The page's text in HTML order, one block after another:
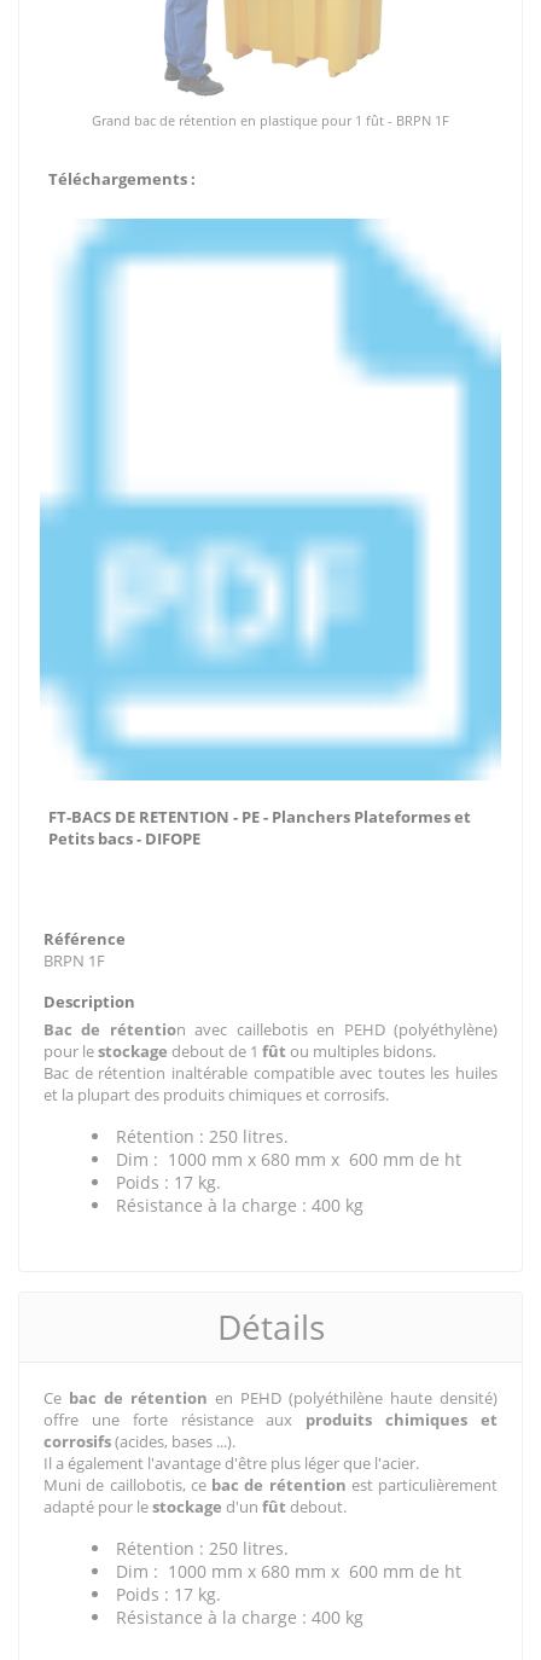
Grand bac de rétention en plastique pour 1 fût - BRPN 1F
Téléchargements :
FT-BACS DE RETENTION - PE - Planchers Plateformes et
Petits bacs - DIFOPE
Référence
BRPN 1F
Description
Bac de rétention avec caillebotis en PEHD (polyéthylène)
pour lestockage debout de 1 fût ou multiples bidons.
Bac de rétention inaltérable compatible avec toutes les huiles
et la plupart des produits chimiques et corrosifs.
Rétention : 250 litres.
Dim : 1000 mm x 680 mm x 600 mm de ht
Poids : 17 kg.
Résistance à la charge : 400 kg
Détails
Ce bac de rétention en PEHD (polyéthilène haute densité)
offre une forte résistance aux produits chimiques et
corrosifs(acides, bases ...).
Il a également l'avantage d'être plus léger que l'acier.
Muni de caillobotis, cebac de rétention est particulièrement
adapté pour lestockage d'un fût debout.
Rétention : 250 litres.
Dim : 1000 mm x 680 mm x 600 mm de ht
Poids : 17 kg.
Résistance à la charge : 400 kg